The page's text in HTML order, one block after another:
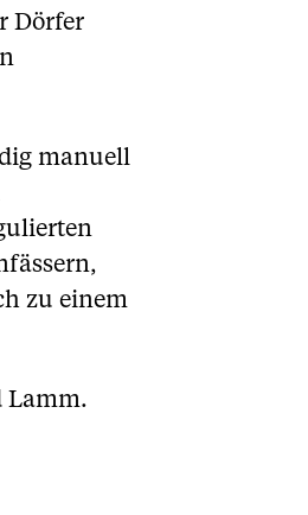
Dörfer
manuell
zu einem
Lamm.